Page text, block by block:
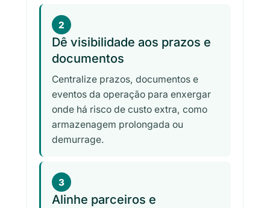
2
Dê visibilidade aos prazos e
documentos
Centralize prazos, documentos e
eventos da operação para enxergar
onde há risco de custo extra, como
armazenagem prolongada ou
demurrage.
3
Alinhe parceiros e